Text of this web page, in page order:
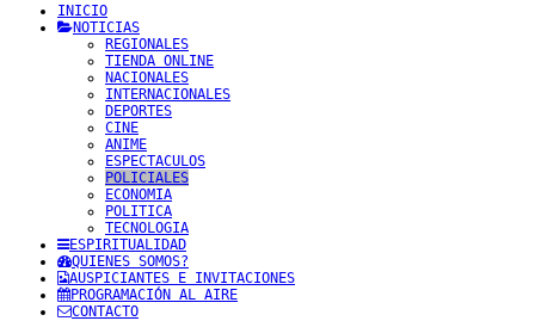
INICIO
NOTICIAS
REGIONALES
TIENDA ONLINE
NACIONALES
INTERNACIONALES
DEPORTES
CINE
ANIME
ESPECTACULOS
POLICIALES
ECONOMIA
POLITICA
TECNOLOGIA
ESPIRITUALIDAD
QUIENES SOMOS?
AUSPICIANTES E INVITACIONES
PROGRAMACIÓN AL AIRE
CONTACTO